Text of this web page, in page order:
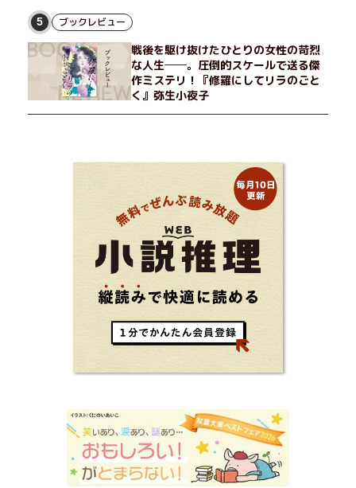
5 ブックレビュー
戦後を駆け抜けたひとりの女性の苛烈
な人生──。圧倒的スケールで送る傑
作ミステリ！『修羅にしてリラのごと
く』弥生小夜子